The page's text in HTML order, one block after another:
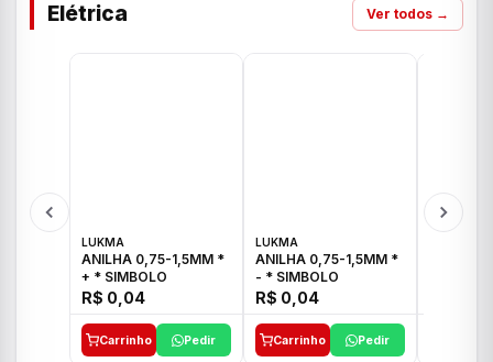
Elétrica Ver todos →
LUKMA
ANILHA 0,75-1,5MM *
+ * SIMBOLO
R$ 0,04
Carrinho Pedir
LUKMA
ANILHA 0,75-1,5MM *
- * SIMBOLO
R$ 0,04
Carrinho Pedir